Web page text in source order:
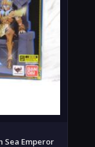
Sea Emperor